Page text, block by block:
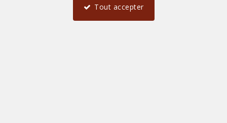
Tout accepter
TEL.04 66 67 80 19
—
agence@immoregard.com